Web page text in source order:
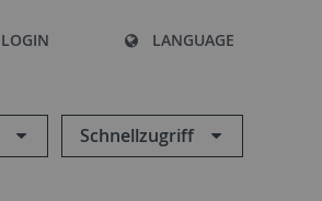
LOGIN LANGUAGE
Schnellzugriff